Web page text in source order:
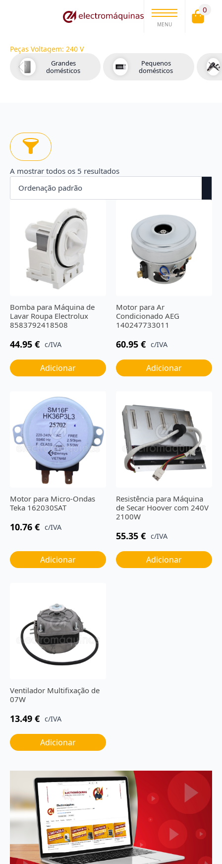
MENU
0
Peças Voltagem: 240 V
Grandes
domésticos
Pequenos
domésticos
A mostrar todos os 5 resultados
Bomba para Máquina de
Lavar Roupa Electrolux
8583792418508
44.95 € c/IVA
Adicionar
Motor para Ar
Condicionado AEG
140247733011
60.95 € c/IVA
Adicionar
Motor para Micro-Ondas
Teka 162030SAT
10.76 € c/IVA
Adicionar
Resistência para Máquina
de Secar Hoover com 240V
2100W
55.35 € c/IVA
Adicionar
Ventilador Multifixação de
07W
13.49 € c/IVA
Adicionar